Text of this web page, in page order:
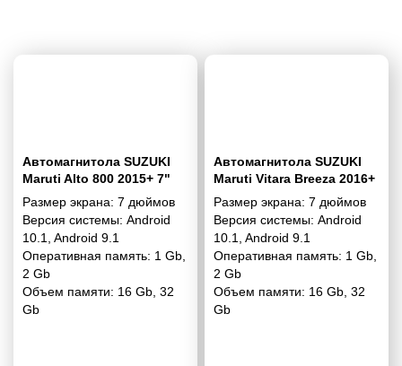
Автомагнитола SUZUKI
Maruti Alto 800 2015+ 7"
Размер экрана: 7 дюймов
Версия системы: Android
10.1
Android 9.1
Оперативная память: 1 Gb
2 Gb
Объем памяти: 16 Gb 32
Gb
Автомагнитола SUZUKI
Maruti Vitara Breeza 2016+
7"
Размер экрана: 7 дюймов
Версия системы: Android
10.1
,Android 9.1
Оперативная память: 1 Gb
2 Gb
Объем памяти: 16 Gb ,32
Gb